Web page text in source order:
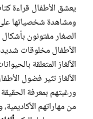
يعشق الأطفال قراءة
ومشاهدة شخصياتها
الصغار مفتونون بأشكال
الأطفال مخلوقات
الألغاز المتعلقة
الألغاز تثير فضول
ورغبتهم بمعرفة
من مهاراتهم